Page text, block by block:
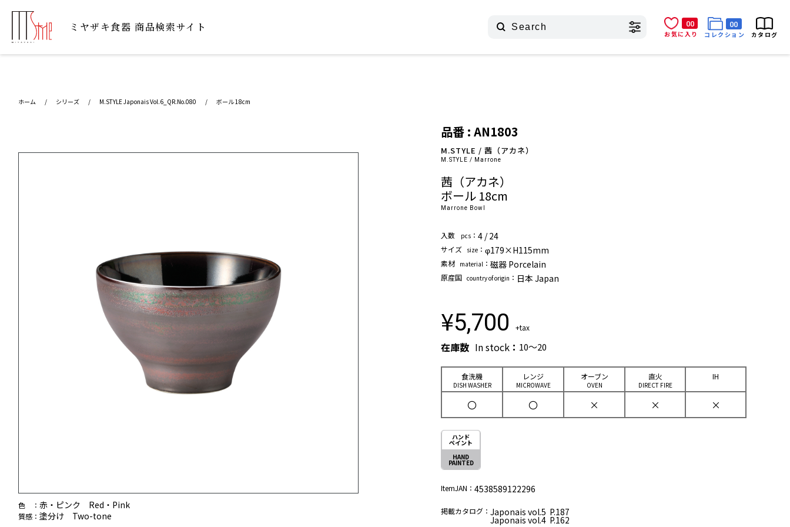
ミヤザキ⾷器 商品検索サイト
00
お気に入り
00
コレクション
カタログ
ホーム / シリーズ / M.STYLE Japonais Vol.6_QR.No.080 / ボール 18cm
色 ： 赤・ピンク Red・Pink
質感： 塗分け Two-tone
品番 : AN1803
M.STYLE / 茜（アカネ）
M.STYLE / Marrone
茜（アカネ）
ボール 18cm
Marrone Bowl
⼊数 pcs ：4 / 24
サイズ size ：φ179×H115mm
素材 material ：磁器 Porcelain
原産国 country of origin ： 日本 Japan
¥5,700 +tax
在庫数 In stock ： 10～20
⾷洗機
DISH WASHER
レンジ
MICROWAVE
オーブン
OVEN
直⽕
DIRECT FIRE
IH
〇 〇 × × ×
ハンド
ペイント
HAND
PAINTED
ItemJAN：4538589122296
掲載カタログ： Japonais vol.5 P.187
Japonais vol.4 P.162